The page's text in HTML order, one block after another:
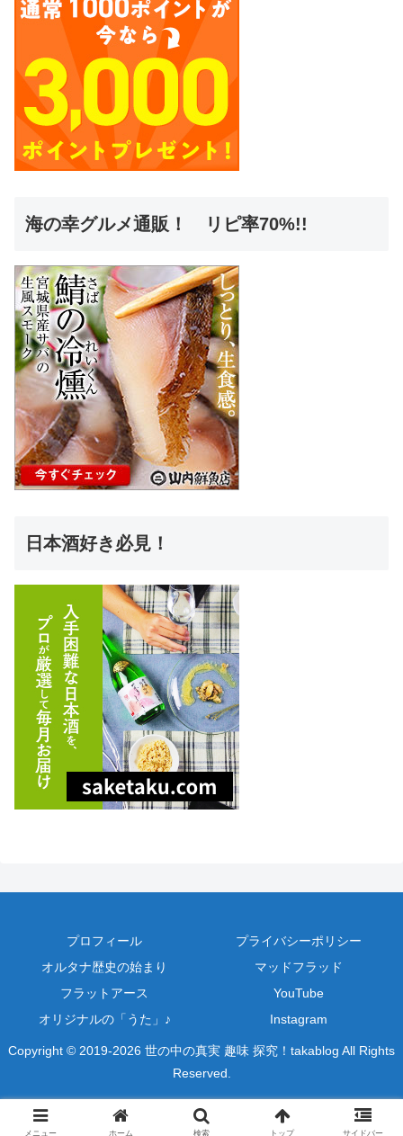
海の幸グルメ通販！ リピ率70%!!
日本酒好き必見！
プロフィール
プライバシーポリシー
オルタナ歴史の始まり
マッドフラッド
フラットアース
YouTube
オリジナルの「うた」♪
Instagram
Copyright © 2019-2026 世の中の真実 趣味 探究！takablog All Rights
Reserved.
メニュー ホーム 検索 トップ サイドバー